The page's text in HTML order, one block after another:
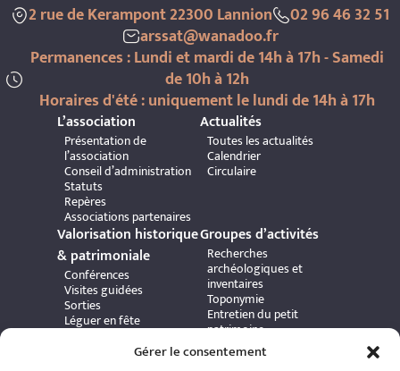
Gérer le consentement
2 rue de Kerampont 22300 Lannion
02 96 46 32 51
arssat@wanadoo.fr
Permanences : Lundi et mardi de 14h à 17h - Samedi
de 10h à 12h
Horaires d'été : uniquement le lundi de 14h à 17h
L’association
Présentation de
l’association
Conseil d’administration
Statuts
Repères
Associations partenaires
Actualités
Toutes les actualités
Calendrier
Circulaire
Valorisation historique
& patrimoniale
Conférences
Visites guidées
Sorties
Léguer en fête
Groupes d’activités
Recherches
archéologiques et
inventaires
Toponymie
Entretien du petit
patrimoine
Exploration de la côte et
surveillance de l’estran